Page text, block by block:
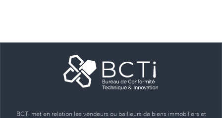
BCTI met en relation les vendeurs ou bailleurs de biens immobiliers et